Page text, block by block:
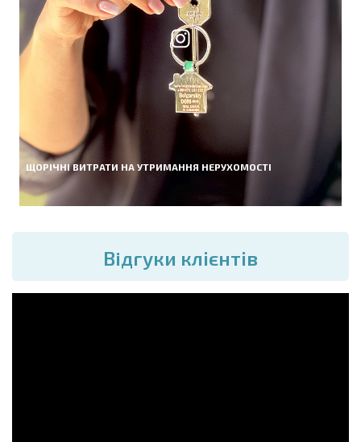
ЩОРІЧНІ ВИТРАТИ НА УТРИМАННЯ НЕРУХОМОСТІ
Вiдгуки клієнтів